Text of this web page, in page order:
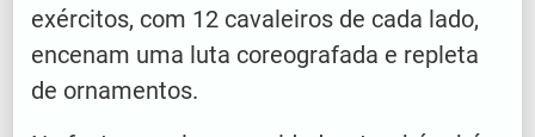
exércitos, com 12 cavaleiros de cada lado,
encenam uma luta coreografada e repleta
de ornamentos.